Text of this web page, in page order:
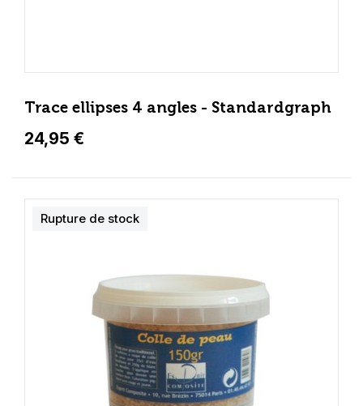
Trace ellipses 4 angles - Standardgraph
24,95 €
Rupture de stock